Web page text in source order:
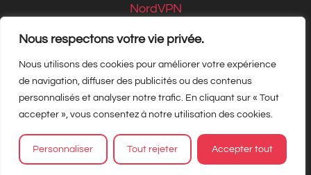
Nous respectons votre vie privée.
Nous utilisons des cookies pour améliorer votre expérience
de navigation, diffuser des publicités ou des contenus
personnalisés et analyser notre trafic. En cliquant sur « Tout
accepter », vous consentez à notre utilisation des cookies.
Personnaliser Tout rejeter Accepter tout
NordVPN
Copyright Matbe.com 2026, tous droits
réservés